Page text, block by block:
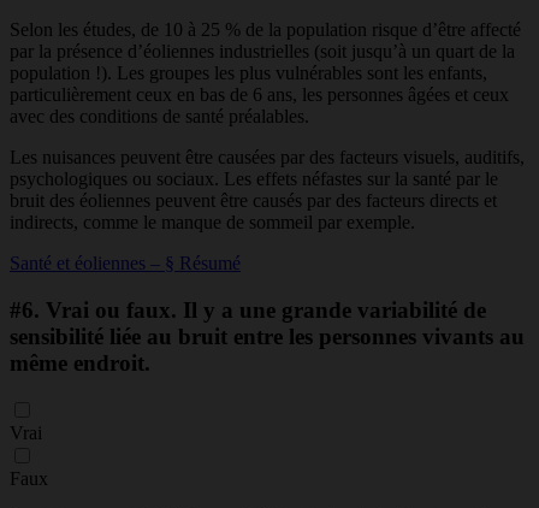
Selon les études, de 10 à 25 % de la population risque d’être affecté
par la présence d’éoliennes industrielles (soit jusqu’à un quart de la
population !). Les groupes les plus vulnérables sont les enfants,
particulièrement ceux en bas de 6 ans, les personnes âgées et ceux
avec des conditions de santé préalables.
Les nuisances peuvent être causées par des facteurs visuels, auditifs,
psychologiques ou sociaux. Les effets néfastes sur la santé par le
bruit des éoliennes peuvent être causés par des facteurs directs et
indirects, comme le manque de sommeil par exemple.
Santé et éoliennes – § Résumé
#6. Vrai ou faux. Il y a une grande variabilité de
sensibilité liée au bruit entre les personnes vivants au
même endroit.
Vrai
Faux